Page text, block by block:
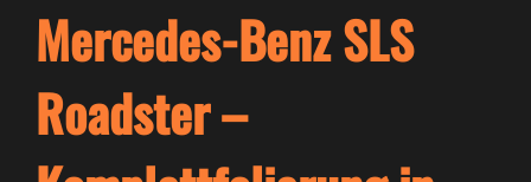
Mercedes-Benz SLS
Roadster –